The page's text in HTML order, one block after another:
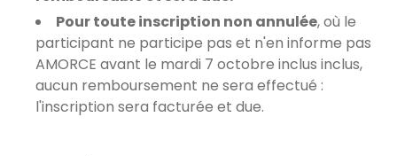
Pour toute inscription non annulée, où le
participant ne participe pas et n'en informe pas
AMORCE avant le mardi 7 octobre inclus inclus,
aucun remboursement ne sera effectué :
l'inscription sera facturée et due.